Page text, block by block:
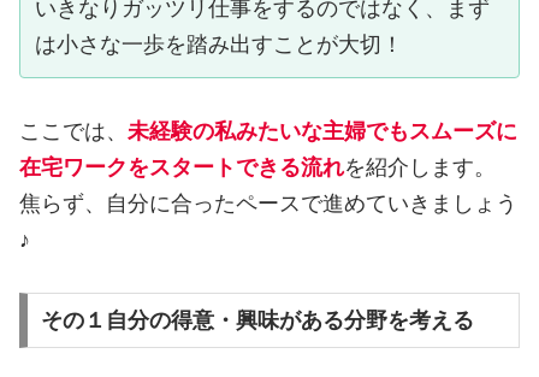
いきなりガッツリ仕事をするのではなく、まず
は小さな一歩を踏み出すことが大切！
ここでは、 未経験の私みたいな主婦でもスムーズに
在宅ワークをスタートできる流れを紹介します。
焦らず、自分に合ったペースで進めていきましょう
♪
その１自分の得意・興味がある分野を考える